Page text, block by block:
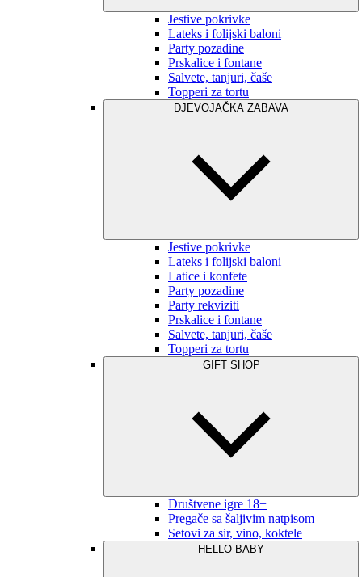
Jestive pokrivke
Lateks i folijski baloni
Party pozadine
Prskalice i fontane
Salvete, tanjuri, čaše
Topperi za tortu
DJEVOJAČKA ZABAVA
Jestive pokrivke
Lateks i folijski baloni
Latice i konfete
Party pozadine
Party rekviziti
Prskalice i fontane
Salvete, tanjuri, čaše
Topperi za tortu
GIFT SHOP
Društvene igre 18+
Pregače sa šaljivim natpisom
Setovi za sir, vino, koktele
HELLO BABY